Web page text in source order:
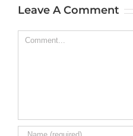
Leave A Comment
Comment